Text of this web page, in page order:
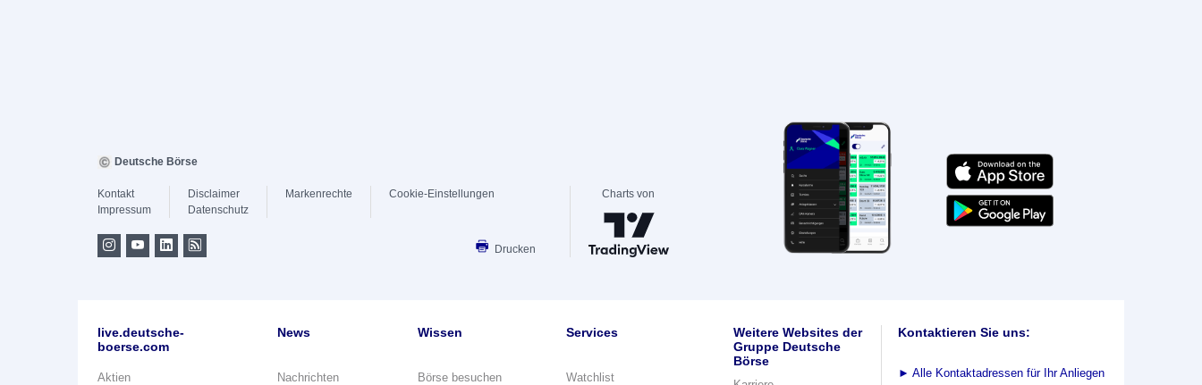
Deutsche Börse
Kontakt
Impressum
Disclaimer
Datenschutz
Markenrechte Cookie-Einstellungen
Drucken
Charts von
live.deutsche-
boerse.com
Aktien
News
Nachrichten
Wissen
Börse besuchen
Services
Watchlist
Weitere Websites der
Gruppe Deutsche
Börse
Kontaktieren Sie uns:
► Alle Kontaktadressen für Ihr Anliegen